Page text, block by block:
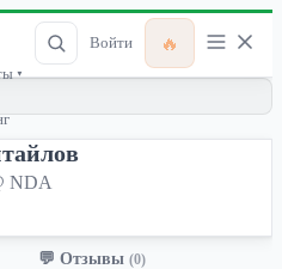
▾
Войти 🔥
NDA
💬 Отзывы (0)